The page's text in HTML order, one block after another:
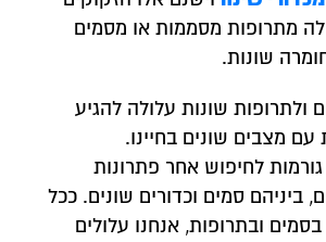
מתרופות מסממות או מסמים
שונות.
ולתרופות שונות עלולה להגיע
מצבים שונים בחיינו.
גורמות לחיפוש אחר פתרונות
ביניהם סמים וכדורים שונים. ככל
ובתרופות, אנחנו עלולים